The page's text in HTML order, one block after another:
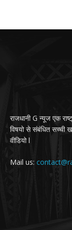
राजधानी G न्यूज एक
विषयो से संबंधित सच्ची
वीडियो l
Mail us: